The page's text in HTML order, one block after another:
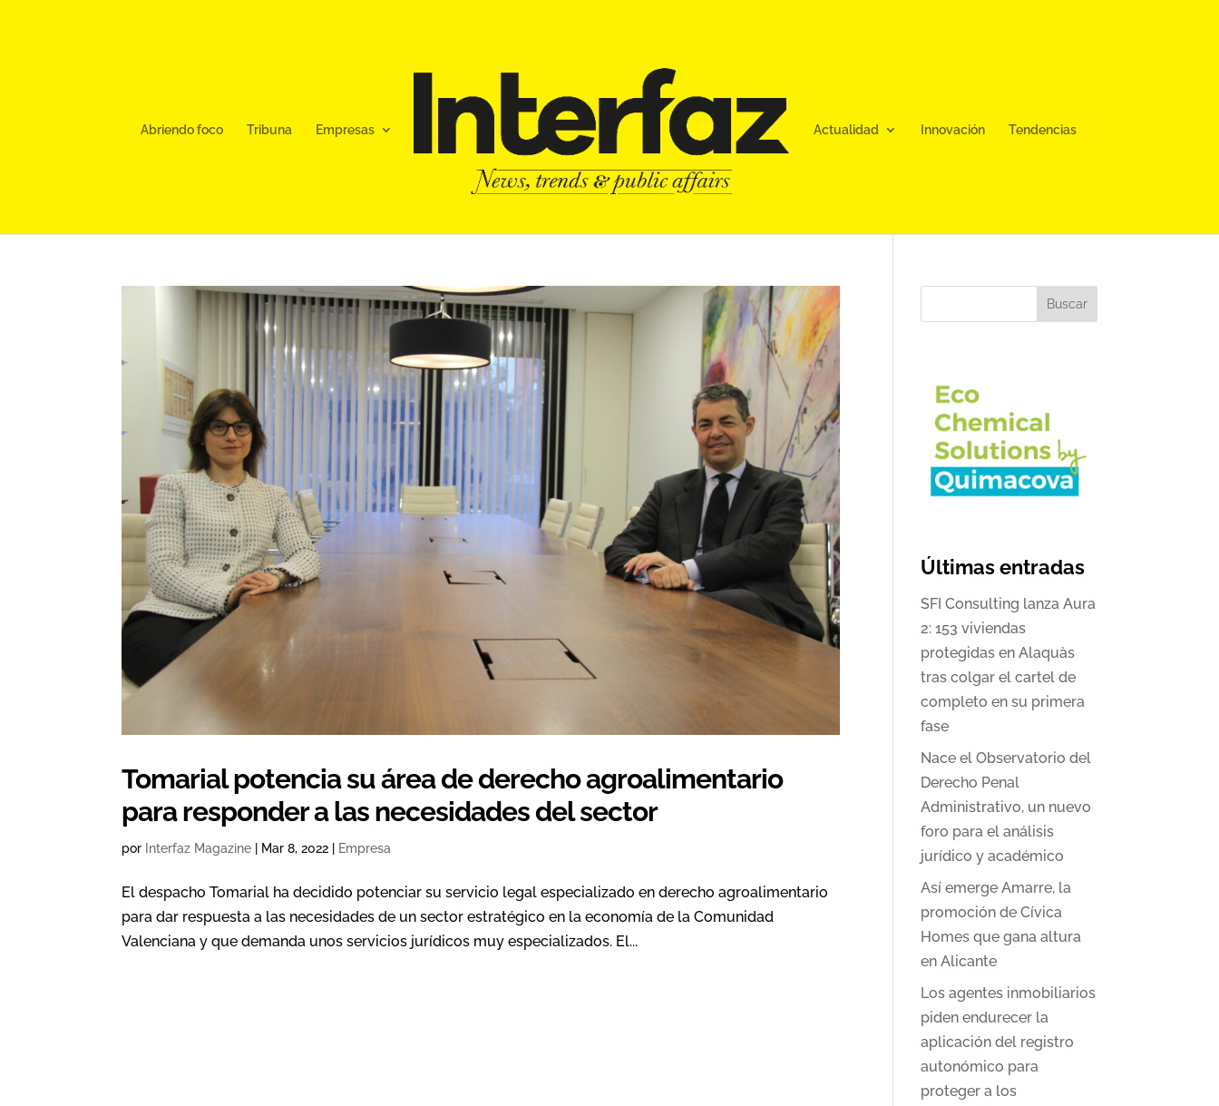
Abriendo foco Tribuna Empresas Actualidad Innovación Tendencias
Tomarial potencia su área de derecho agroalimentario
para responder a las necesidades del sector
por Interfaz Magazine Mar 8, 2022 Empresa
El despacho Tomarial ha decidido potenciar su servicio legal especializado en derecho agroalimentario
para dar respuesta a las necesidades de un sector estratégico en la economía de la Comunidad
Valenciana y que demanda unos servicios jurídicos muy especializados. El...
Buscar
Últimas entradas
SFI Consulting lanza Aura
2: 153 viviendas
protegidas en Alaquàs
tras colgar el cartel de
completo en su primera
fase
Nace el Observatorio del
Derecho Penal
Administrativo, un nuevo
foro para el análisis
jurídico y académico
Así emerge Amarre, la
promoción de Cívica
Homes que gana altura
en Alicante
Los agentes inmobiliarios
piden endurecer la
aplicación del registro
autonómico para
proteger a los